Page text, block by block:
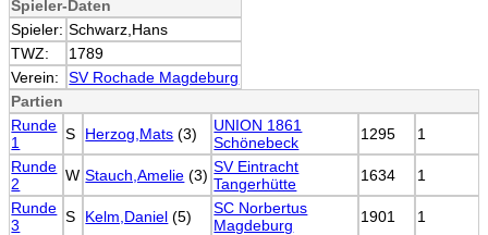
Spieler-Daten
Spieler: Schwarz,Hans
TWZ:
1789
Verein:
SV Rochade Magdeburg
Partien
Runde
1
S Herzog,Mats (3)
UNION 1861
Schönebeck
1295
1
Runde
2
W Stauch,Amelie (3) SV Eintracht
Tangerhütte
1634
1
Runde
3
S Kelm,Daniel (5)
SC Norbertus
Magdeburg
1901
1